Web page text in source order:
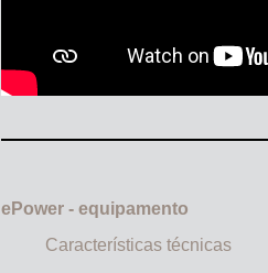
ePower - equipamento
Características técnicas